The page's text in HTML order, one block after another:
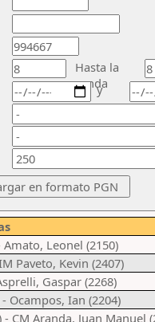
Hasta la
ronda
y
Leonel (2150)
Paveto, Kevin (2407)
Gaspar (2268)
Ocampos, Ian (2204)
CM Aranda, Juan Manuel